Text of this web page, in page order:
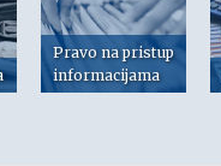
Pravo na pristup
informacijama